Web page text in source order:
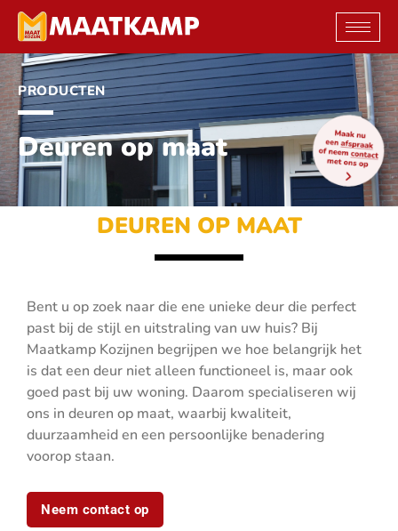
naar
de
inhoud
PRODUCTEN
Deuren op maat
DEUREN OP MAAT
Bent u op zoek naar die ene unieke deur die perfect
past bij de stijl en uitstraling van uw huis? Bij
Maatkamp Kozijnen begrijpen we hoe belangrijk het
is dat een deur niet alleen functioneel is, maar ook
goed past bij uw woning. Daarom specialiseren wij
ons in deuren op maat, waarbij kwaliteit,
duurzaamheid en een persoonlijke benadering
voorop staan.
Neem contact op